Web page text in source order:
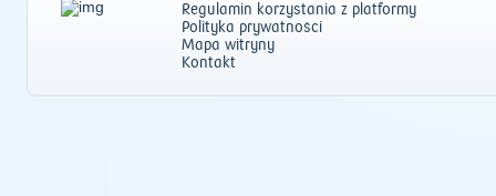
Regulamin korzystania z platformy
Polityka prywatności
Mapa witryny
Kontakt